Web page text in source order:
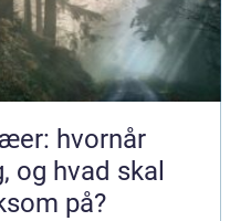
hvornår
og hvad skal
på?